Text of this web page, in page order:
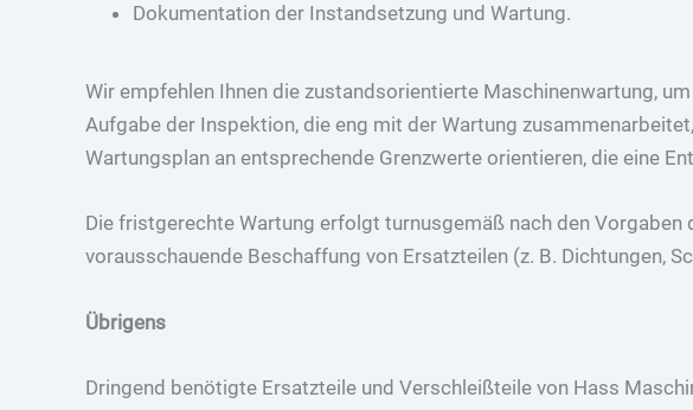
Dokumentation der Instandsetzung und Wartung.
Wir empfehlen Ihnen die zustandsorientierte Maschinenwartung,
Aufgabe der Inspektion, die eng mit der Wartung
Wartungsplan an entsprechende Grenzwerte orientieren, die eine
Die fristgerechte Wartung erfolgt turnusgemäß nach den
vorausschauende Beschaffung von Ersatzteilen (z. B. Dichtungen,
Übrigens
Dringend benötigte Ersatzteile und Verschleißteile von Hass